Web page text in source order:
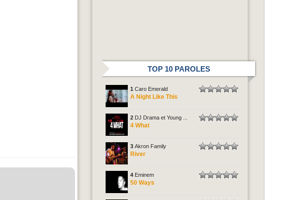
TOP 10 PAROLES
1 Caro Emerald
A Night Like This
2 DJ Drama et Young ...
4 What
3 Akron Family
River
4 Eminem
50 Ways